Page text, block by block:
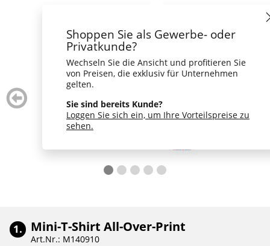
Shoppen Sie als Gewerbe- oder
Privatkunde?
Wechseln Sie die Ansicht und profitieren Sie
von Preisen, die exklusiv für Unternehmen
gelten.
Sie sind bereits Kunde?
Loggen Sie sich ein, um Ihre Vorteilspreise zu
sehen.
zurück
blättern
1. Mini-T-Shirt All-Over-Print
Art.Nr.: M140910